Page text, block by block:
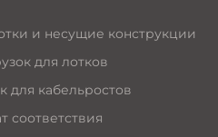
и несущие конструкции
для лотков
для кабельростов
соответствия